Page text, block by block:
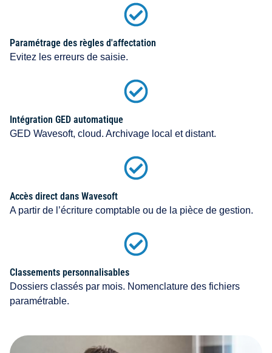
Paramétrage des règles d'affectation
Evitez les erreurs de saisie.
Intégration GED automatique
GED Wavesoft, cloud. Archivage local et distant.
Accès direct dans Wavesoft
A partir de l’écriture comptable ou de la pièce de gestion.
Classements personnalisables
Dossiers classés par mois. Nomenclature des fichiers
paramétrable.